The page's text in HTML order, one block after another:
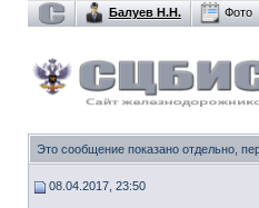
Балуев Н.Н. Фото
Это сообщение показано отдельно,
08.04.2017, 23:50